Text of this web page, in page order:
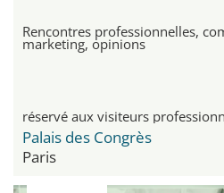
Rencontres professionnelles,
marketing, opinions
réservé aux visiteurs
Palais des Congrès
Paris